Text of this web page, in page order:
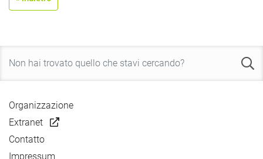
Organizzazione
Extranet
Contatto
Impressum